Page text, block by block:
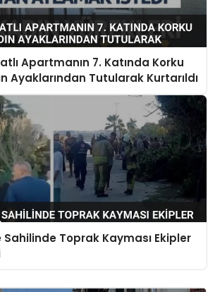
Apartmanın 7. Katında Korku
Ayaklarından Tutularak Kurtarıldı
Toprak Kayması Ekipler